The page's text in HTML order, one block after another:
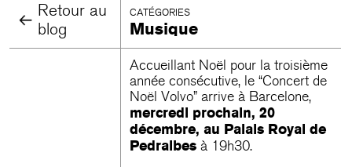
Retour au
blog
CATÉGORIES
Musique
Accueillant Noël pour la troisième
année consécutive, le “Concert de
Noël Volvo” arrive à Barcelone,
mercredi prochain, 20
décembre, au Palais Royal de
Pedralbesà 19h30.